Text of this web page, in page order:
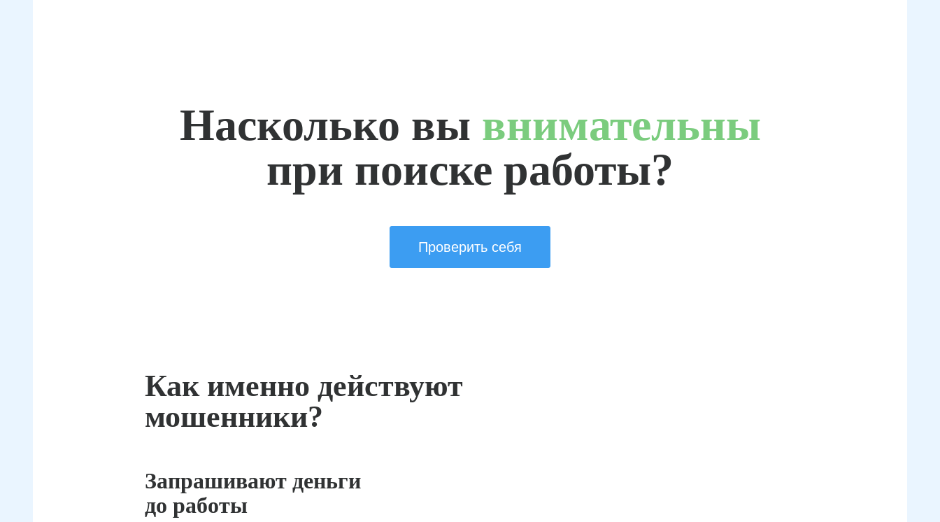
Насколько вы внимательны
при поиске работы?
Проверить себя
Как именно действуют
мошенники?
Запрашивают деньги
до работы